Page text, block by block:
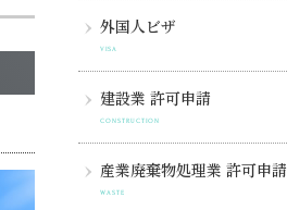
外国人ビザ
VISA
建設業 許可申請
CONSTRUCTION
産業廃棄物処理業 許可申請
WASTE